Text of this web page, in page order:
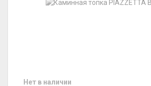
Нет в наличии